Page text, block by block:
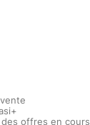
offres en cours